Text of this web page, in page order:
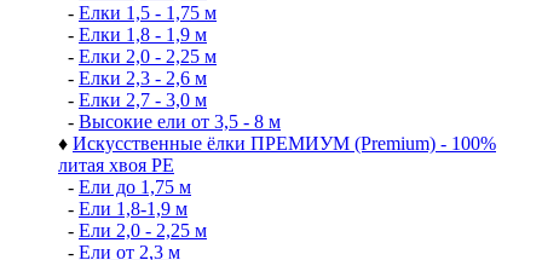
- Елки 1,5 - 1,75 м
- Елки 1,8 - 1,9 м
- Елки 2,0 - 2,25 м
- Елки 2,3 - 2,6 м
- Елки 2,7 - 3,0 м
- Высокие ели от 3,5 - 8 м
♦ Искусственные ёлки ПРЕМИУМ (Premium) - 100%
литая хвоя РЕ
- Ели до 1,75 м
- Ели 1,8-1,9 м
- Ели 2,0 - 2,25 м
- Ели от 2,3 м